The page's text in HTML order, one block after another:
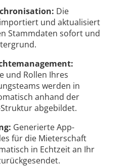
Die
und aktualisiert
Stammdaten sofort und
und Rollen Ihres
werden in
anhand der
Struktur abgebildet.
Generierte App-
für die Mieterschaft
in Echtzeit an Ihr